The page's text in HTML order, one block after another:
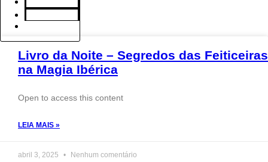
Livro da Noite – Segredos das Feiticeiras
na Magia Ibérica
Open to access this content
LEIA MAIS »
abril 3, 2025 Nenhum comentário